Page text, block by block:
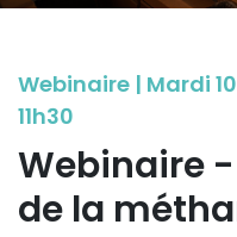
Webinaire | Mardi
11h30
Webinaire
de la